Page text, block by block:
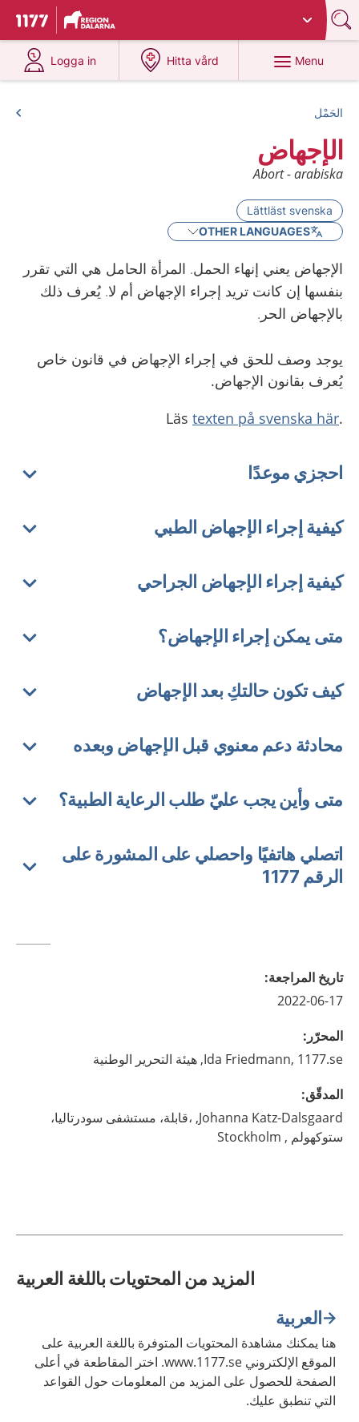
To start page for 1177
Du har valt region
Logga in
at 1177.se
Hitta vård
at 1177.se
Menu
الحَمْل
الإجهاض
Abort - arabiska
Lättläst svenska
OTHER LANGUAGES
الإجهاض يعني إنهاء الحمل. المرأة الحامل هي التي تقرر
بنفسها إن كانت تريد إجراء الإجهاض أم لا. يُعرف ذلك
بالإجهاض الحر.
يوجد وصف للحق في إجراء الإجهاض في قانون خاص
يُعرف بقانون الإجهاض.
.Läs
texten på svenska här
احجزي موعدًا
كيفية إجراء الإجهاض الطبي
كيفية إجراء الإجهاض الجراحي
متى يمكن إجراء الإجهاض؟
كيف تكون حالتكِ بعد الإجهاض
محادثة دعم معنوي قبل الإجهاض وبعده
متى وأين يجب عليّ طلب الرعاية الطبية؟
اتصلي هاتفيًا واحصلي على المشورة على
الرقم 1177
تاريخ المراجعة:
2022-06-17
المحرّر :
Ida Friedmann, 1177.se, هيئة التحرير الوطنية
المدقّق:
Johanna Katz-Dalsgaard,
،قابلة، مستشفى سودرتاليا،
ستوكهولم , Stockholm
المزيد من المحتويات باللغة العربية
العربية
هنا يمكنك مشاهدة المحتويات المتوفرة باللغة العربية على
الموقع الإلكتروني www.1177.se. اختر المقاطعة في أعلى
الصفحة للحصول على المزيد من المعلومات حول القواعد
التي تنطبق عليك.